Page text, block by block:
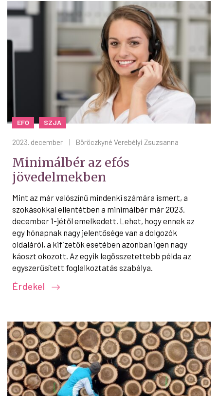
EFO SZJA
2023. december | Böröczkyné Verebélyi Zsuzsanna
Minimálbér az efós
jövedelmekben
Mint az már valószínű mindenki számára ismert, a
szokásokkal ellentétben a minimálbér már 2023.
december 1-jétől emelkedett. Lehet, hogy ennek az
egy hónapnak nagy jelentősége van a dolgozók
oldaláról, a kifizetők esetében azonban igen nagy
káoszt okozott. Az egyik legösszetettebb példa az
egyszerűsített foglalkoztatás szabálya.
Érdekel